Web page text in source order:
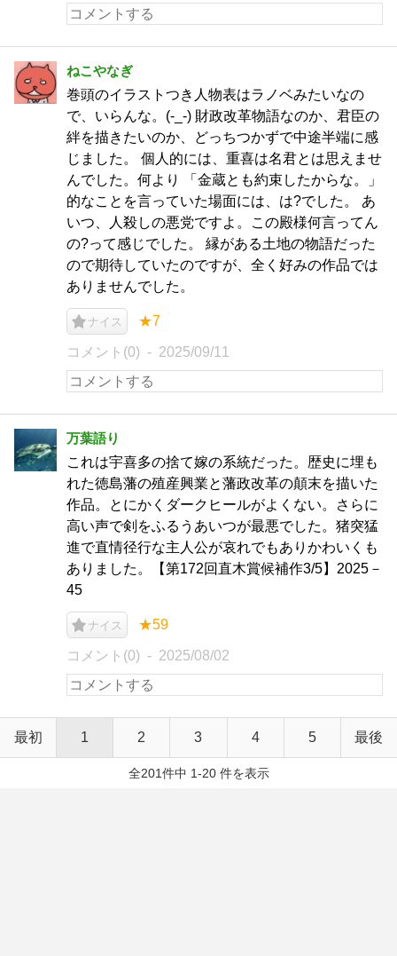
ねこやなぎ
巻頭のイラストつき人物表はラノベみたいなの
で、いらんな。(-_-) 財政改革物語なのか、君臣の
絆を描きたいのか、どっちつかずで中途半端に感
じました。 個人的には、重喜は名君とは思えませ
んでした。何より 「金蔵とも約束したからな。」
的なことを言っていた場面には、は?でした。 あ
いつ、人殺しの悪党ですよ。この殿様何言ってん
の?って感じでした。 縁がある土地の物語だった
ので期待していたのですが、全く好みの作品では
ありませんでした。
ナイス ★7
コメント(0) 2025/09/11
万葉語り
これは宇喜多の捨て嫁の系統だった。歴史に埋も
れた徳島藩の殖産興業と藩政改革の顛末を描いた
作品。とにかくダークヒールがよくない。さらに
高い声で剣をふるうあいつが最悪でした。猪突猛
進で直情径行な主人公が哀れでもありかわいくも
ありました。【第172回直木賞候補作3/5】2025－
45
ナイス ★59
コメント(0) 2025/08/02
最初 1 2 3 4 5 最後
全201件中 1-20 件を表示